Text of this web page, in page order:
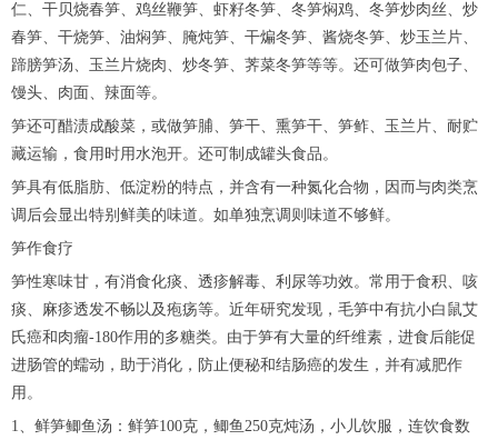
仁、干贝烧春笋、鸡丝鞭笋、虾籽冬笋、冬笋焖鸡、冬笋炒肉丝、炒
春笋、干烧笋、油焖笋、腌炖笋、干煸冬笋、酱烧冬笋、炒玉兰片、
蹄膀笋汤、玉兰片烧肉、炒冬笋、荠菜冬笋等等。还可做笋肉包子、
馒头、肉面、辣面等。
笋还可醋渍成酸菜，或做笋脯、笋干、熏笋干、笋鲊、玉兰片、耐贮
藏运输，食用时用水泡开。还可制成罐头食品。
笋具有低脂肪、低淀粉的特点，并含有一种氮化合物，因而与肉类烹
调后会显出特别鲜美的味道。如单独烹调则味道不够鲜。
笋作食疗
笋性寒味甘，有消食化痰、透疹解毒、利尿等功效。常用于食积、咳
痰、麻疹透发不畅以及疱疡等。近年研究发现，毛笋中有抗小白鼠艾
氏癌和肉瘤-180作用的多糖类。由于笋有大量的纤维素，进食后能促
进肠管的蠕动，助于消化，防止便秘和结肠癌的发生，并有减肥作
用。
1、鲜笋鲫鱼汤：鲜笋100克，鲫鱼250克炖汤，小儿饮服，连饮食数